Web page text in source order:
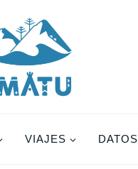
VIAJES DATOS